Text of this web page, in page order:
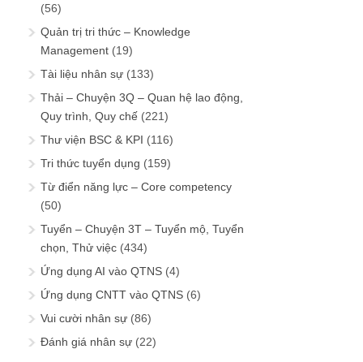
(56)
Quản trị tri thức – Knowledge
Management (19)
Tài liệu nhân sự (133)
Thải – Chuyện 3Q – Quan hệ lao động,
Quy trình, Quy chế (221)
Thư viện BSC & KPI (116)
Tri thức tuyển dụng (159)
Từ điển năng lực – Core competency
(50)
Tuyển – Chuyện 3T – Tuyển mộ, Tuyển
chọn, Thử việc (434)
Ứng dụng AI vào QTNS (4)
Ứng dụng CNTT vào QTNS (6)
Vui cười nhân sự (86)
Đánh giá nhân sự (22)